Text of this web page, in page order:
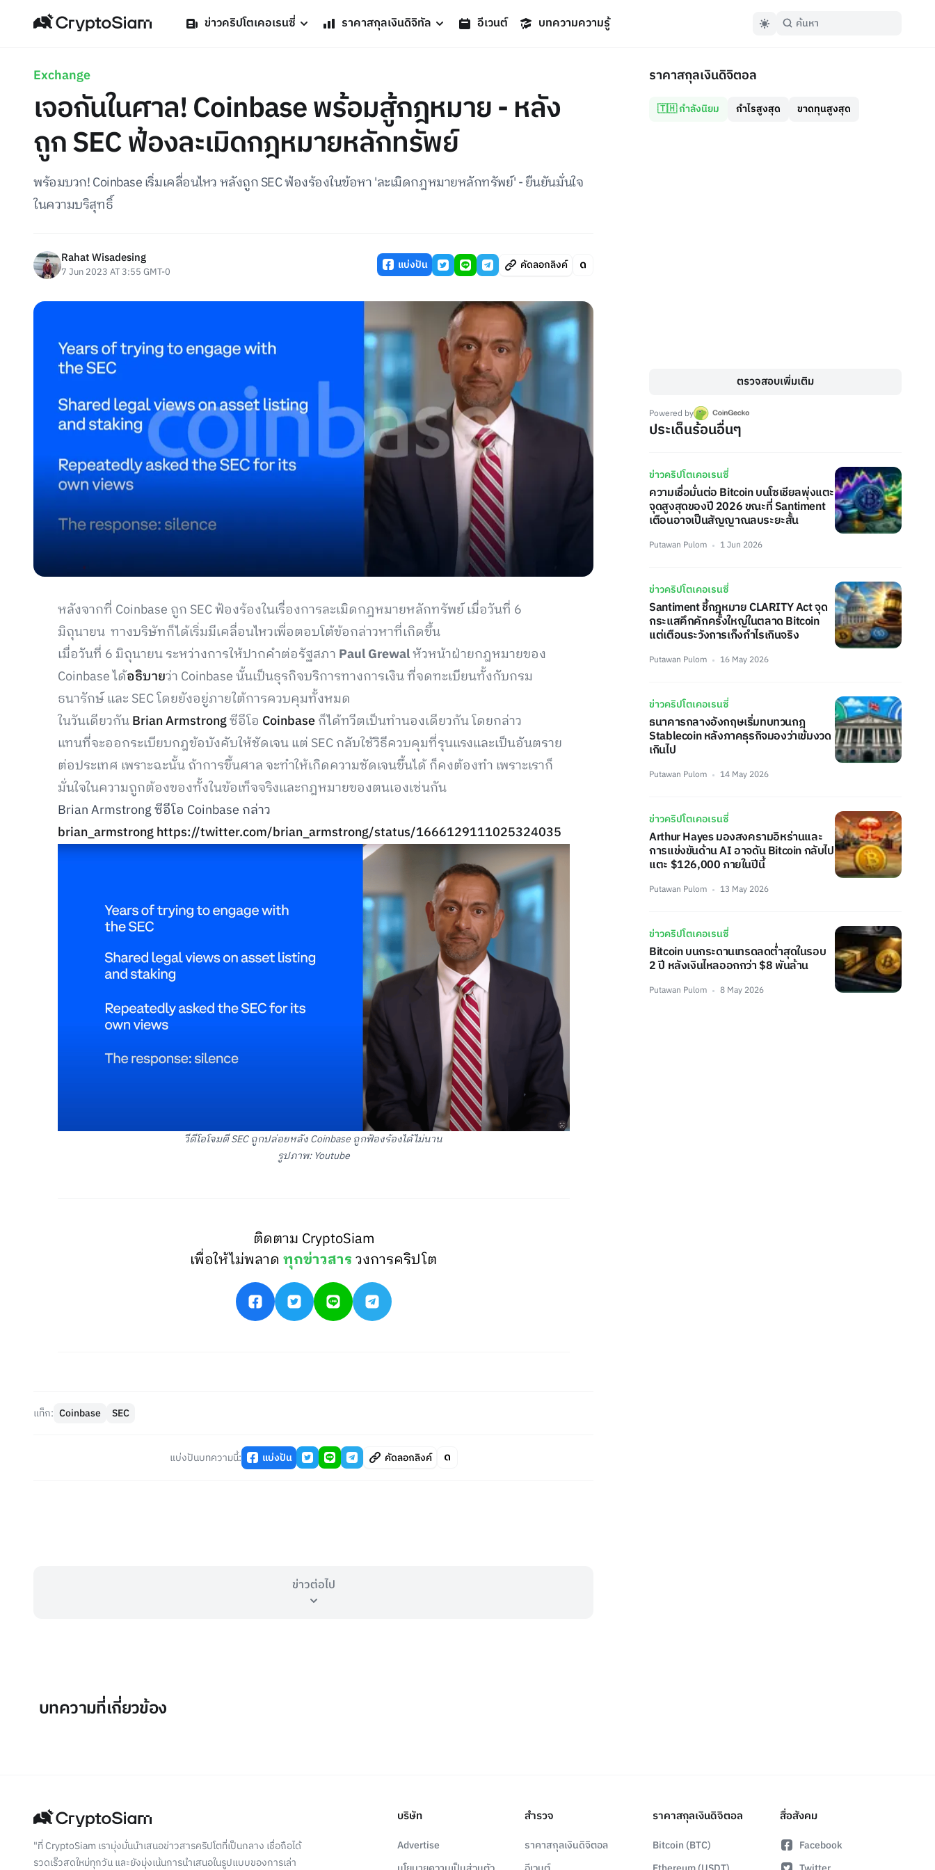
ข่าวคริปโตเคอเรนซี่ ราคาสกุลเงินดิจิทัล อีเวนต์ บทความความรู้
Exchange
เจอกันในศาล! Coinbase พร้อมสู้กฎหมาย - หลัง
ถูก SEC ฟ้องละเมิดกฎหมายหลักทรัพย์
พร้อมบวก! Coinbase เริ่มเคลื่อนไหว หลังถูก SEC ฟ้องร้องในข้อหา 'ละเมิดกฎหมายหลักทรัพย์' - ยืนยันมั่นใจ
ในความบริสุทธิ์
Rahat Wisadesing
7 Jun 2023 AT 3:55 GMT-0 แบ่งปัน คัดลอกลิงค์
หลังจากที่ Coinbase ถูก SEC ฟ้องร้องในเรื่องการละเมิดกฎหมายหลักทรัพย์ เมื่อวันที่ 6
มิถุนายน ทางบริษัทก็ได้เริ่มมีเคลื่อนไหวเพื่อตอบโต้ข้อกล่าวหาที่เกิดขึ้น
เมื่อวันที่ 6 มิถุนายน ระหว่างการให้ปากคำต่อรัฐสภา Paul Grewalหัวหน้าฝ่ายกฎหมายของ
Coinbase ได้อธิบายว่า Coinbase นั้นเป็นธุรกิจบริการทางการเงิน ที่จดทะเบียนทั้งกับกรม
ธนารักษ์ และ SEC โดยยังอยู่ภายใต้การควบคุมทั้งหมด
ในวันเดียวกันBrian Armstrongซีอีโอ Coinbaseก็ได้ทวีตเป็นทำนองเดียวกัน โดยกล่าว
แทนที่จะออกระเบียบกฎข้อบังคับให้ชัดเจน แต่ SEC กลับใช้วิธีควบคุมที่รุนแรงและเป็นอันตราย
ต่อประเทศ เพราะฉะนั้น ถ้าการขึ้นศาล จะทำให้เกิดความชัดเจนขึ้นได้ ก็คงต้องทำ เพราะเราก็
มั่นใจในความถูกต้องของทั้งในข้อเท็จจริงและกฎหมายของตนเองเช่นกัน
Brian Armstrong ซีอีโอ Coinbase กล่าว
brian_armstronghttps://twitter.com/brian_armstrong/status/1666129111025324035
วีดีโอโจมตี SEC ถูกปล่อยหลัง Coinbase ถูกฟ้องร้องได้ไม่นาน
รูปภาพ: Youtube
ติดตาม CryptoSiam
เพื่อให้ไม่พลาดทุกข่าวสารวงการคริปโต
แท็ก: Coinbase SEC
แบ่งปันบทความนี้: แบ่งปัน คัดลอกลิงค์
ข่าวต่อไป
ราคาสกุลเงินดิจิตอล
🇹🇭 กำลังนิยม กำไรสูงสุด ขาดทุนสูงสุด
ตรวจสอบเพิ่มเติม
Powered by
ประเด็นร้อนอื่นๆ
ข่าวคริปโตเคอเรนซี่
ความเชื่อมั่นต่อ Bitcoin บนโซเชียลพุ่งแตะ
จุดสูงสุดของปี 2026 ขณะที่ Santiment
เตือนอาจเป็นสัญญาณลบระยะสั้น
Putawan Pulom 1 Jun 2026
ข่าวคริปโตเคอเรนซี่
Santiment ชี้กฎหมาย CLARITY Act จุด
กระแสคึกคักครั้งใหญ่ในตลาด Bitcoin
แต่เตือนระวังการเก็งกำไรเกินจริง
Putawan Pulom 16 May 2026
ข่าวคริปโตเคอเรนซี่
ธนาคารกลางอังกฤษเริ่มทบทวนกฎ
Stablecoin หลังภาคธุรกิจมองว่าเข้มงวด
เกินไป
Putawan Pulom 14 May 2026
ข่าวคริปโตเคอเรนซี่
Arthur Hayes มองสงครามอิหร่านและ
การแข่งขันด้าน AI อาจดัน Bitcoin กลับไป
แตะ $126,000 ภายในปีนี้
Putawan Pulom 13 May 2026
ข่าวคริปโตเคอเรนซี่
Bitcoin บนกระดานเทรดลดต่ำสุดในรอบ
2 ปี หลังเงินไหลออกกว่า $8 พันล้าน
Putawan Pulom 8 May 2026
บทความที่เกี่ยวข้อง
"ที่ CryptoSiam เรามุ่งมั่นนำเสนอข่าวสารคริปโตที่เป็นกลาง เชื่อถือได้
รวดเร็วสดใหม่ทุกวัน และยังมุ่งเน้นการนำเสนอในรูปแบบของการเล่า
บริษัท
Advertise
สำรวจ
ราคาสกุลเงินดิจิตอล
ราคาสกุลเงินดิจิตอล
Bitcoin (BTC)
สื่อสังคม
Facebook